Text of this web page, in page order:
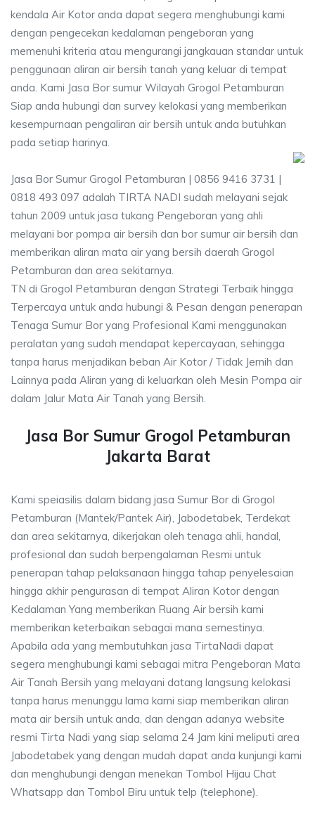
kendala Air Kotor anda dapat segera menghubungi kami
dengan pengecekan kedalaman pengeboran yang
memenuhi kriteria atau mengurangi jangkauan standar untuk
penggunaan aliran air bersih tanah yang keluar di tempat
anda. Kami Jasa Bor sumur Wilayah Grogol Petamburan
Siap anda hubungi dan survey kelokasi yang memberikan
kesempurnaan pengaliran air bersih untuk anda butuhkan
pada setiap harinya.
Jasa Bor Sumur Grogol Petamburan | 0856 9416 3731 |
0818 493 097 adalah TIRTA NADI sudah melayani sejak
tahun 2009 untuk jasa tukang Pengeboran yang ahli
melayani bor pompa air bersih dan bor sumur air bersih dan
memberikan aliran mata air yang bersih daerah Grogol
Petamburan dan area sekitarnya.
TN di Grogol Petamburan dengan Strategi Terbaik hingga
Terpercaya untuk anda hubungi & Pesan dengan penerapan
Tenaga Sumur Bor yang Profesional Kami menggunakan
peralatan yang sudah mendapat kepercayaan, sehingga
tanpa harus menjadikan beban Air Kotor / Tidak Jernih dan
Lainnya pada Aliran yang di keluarkan oleh Mesin Pompa air
dalam Jalur Mata Air Tanah yang Bersih.
Jasa Bor Sumur Grogol Petamburan
Jakarta Barat
Kami speiasilis dalam bidang jasa Sumur Bor di Grogol
Petamburan (Mantek/Pantek Air), Jabodetabek, Terdekat
dan area sekitarnya, dikerjakan oleh tenaga ahli, handal,
profesional dan sudah berpengalaman Resmi untuk
penerapan tahap pelaksanaan hingga tahap penyelesaian
hingga akhir pengurasan di tempat Aliran Kotor dengan
Kedalaman Yang memberikan Ruang Air bersih kami
memberikan keterbaikan sebagai mana semestinya.
Apabila ada yang membutuhkan jasa TirtaNadi dapat
segera menghubungi kami sebagai mitra Pengeboran Mata
Air Tanah Bersih yang melayani datang langsung kelokasi
tanpa harus menunggu lama kami siap memberikan aliran
mata air bersih untuk anda, dan dengan adanya website
resmi Tirta Nadi yang siap selama 24 Jam kini meliputi area
Jabodetabek yang dengan mudah dapat anda kunjungi kami
dan menghubungi dengan menekan Tombol Hijau Chat
Whatsapp dan Tombol Biru untuk telp (telephone).